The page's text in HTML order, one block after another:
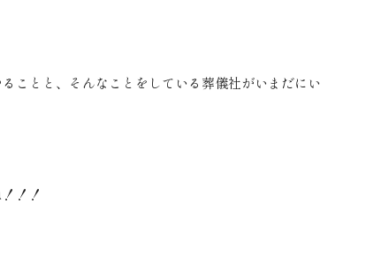
ことと、そんなことをしている葬儀社がいまだにい
！！